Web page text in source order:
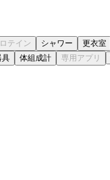
シャワー 更衣室
具
体組成計